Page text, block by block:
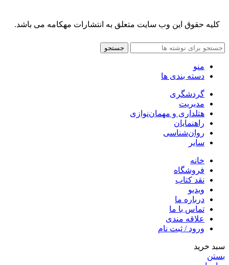
کلیه حقوق این وب سایت متعلق به انتشارات مهکامه می باشد.
جستجو
منو
دسته بندی ها
گردشگری
مدیریت
هتلداری و مهمان‌نوازی
راهنمایان
روان‌شناسی
سایر
خانه
فروشگاه
نقد کتاب
ویدیو
درباره‌ ما
تماس با ما
علاقه مندی
ورود / ثبت نام
سبد خرید
بستن